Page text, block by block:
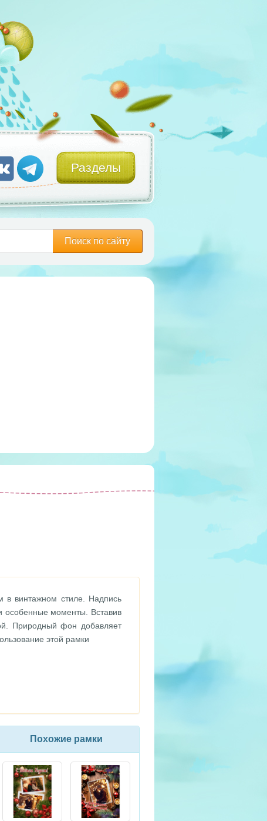
Разделы
Поиск по сайту
в винтажном стиле. Надпись
особенные моменты. Вставив
Природный фон добавляет
этой рамки
Похожие рамки